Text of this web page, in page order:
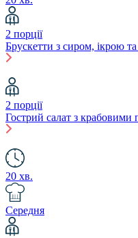
2 порції
Брускетти з сиром, ікрою
2 порції
Гострий салат з крабовими
20 хв.
Середня